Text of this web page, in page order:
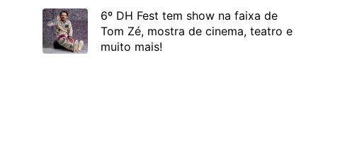
6º DH Fest tem show na faixa de
Tom Zé, mostra de cinema, teatro e
muito mais!